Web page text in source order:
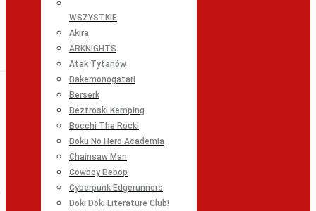
WSZYSTKIE
Akira
ARKNIGHTS
Atak Tytanów
Bakemonogatari
Berserk
Beztroski Kemping
Bocchi The Rock!
Boku No Hero Academia
Chainsaw Man
Cowboy Bebop
Cyberpunk Edgerunners
Doki Doki Literature Club!